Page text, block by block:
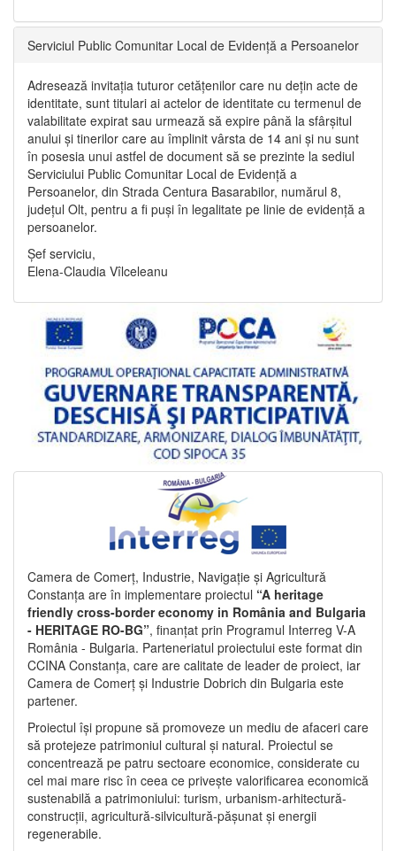
Serviciul Public Comunitar Local de Evidență a Persoanelor
Adresează invitația tuturor cetățenilor care nu dețin acte de
identitate, sunt titulari ai actelor de identitate cu termenul de
valabilitate expirat sau urmează să expire până la sfârșitul
anului și tinerilor care au împlinit vârsta de 14 ani și nu sunt
în posesia unui astfel de document să se prezinte la sediul
Serviciului Public Comunitar Local de Evidență a
Persoanelor, din Strada Centura Basarabilor, numărul 8,
județul Olt, pentru a fi puși în legalitate pe linie de evidență a
persoanelor.
Șef serviciu,
Elena-Claudia Vîlceleanu
Camera de Comerț, Industrie, Navigație și Agricultură
Constanța are în implementare proiectul “A heritage
friendly cross-border economy in România and Bulgaria
- HERITAGE RO-BG”, finanțat prin Programul Interreg V-A
România - Bulgaria. Parteneriatul proiectului este format din
CCINA Constanța, care are calitate de leader de proiect, iar
Camera de Comerț și Industrie Dobrich din Bulgaria este
partener.
Proiectul își propune să promoveze un mediu de afaceri care
să protejeze patrimoniul cultural și natural. Proiectul se
concentrează pe patru sectoare economice, considerate cu
cel mai mare risc în ceea ce privește valorificarea economică
sustenabilă a patrimoniului: turism, urbanism-arhitectură-
construcții, agricultură-silvicultură-pășunat și energii
regenerabile.